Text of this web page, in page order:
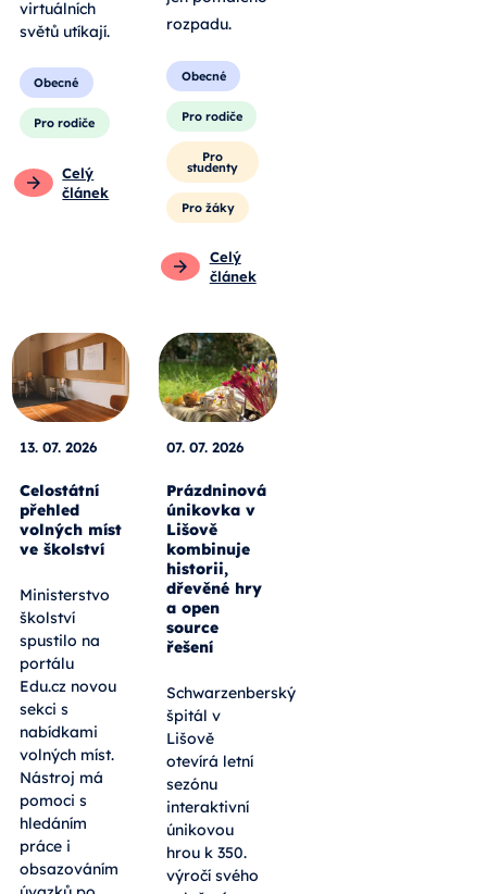
virtuálních
světů utíkají.
Obecné
Pro rodiče
Celý
článek
rozpadu.
Obecné
Pro rodiče
Pro
studenty
Pro žáky
Celý
článek
13. 07. 2026
Celostátní
přehled
volných míst
ve školství
Ministerstvo
školství
spustilo na
portálu
Edu.cz novou
sekci s
nabídkami
volných míst.
Nástroj má
pomoci s
hledáním
práce i
obsazováním
07. 07. 2026
Prázdninová
únikovka v
Lišově
kombinuje
historii,
dřevěné hry
a open
source
řešení
Schwarzenberský
špitál v
Lišově
otevírá letní
sezónu
interaktivní
únikovou
hrou k 350.
výročí svého